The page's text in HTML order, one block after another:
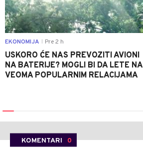
EKONOMIJA Pre 2 h
USKORO ĆE NAS PREVOZITI AVIONI
NA BATERIJE? MOGLI BI DA LETE NA
VEOMA POPULARNIM RELACIJAMA
KOMENTARI 0